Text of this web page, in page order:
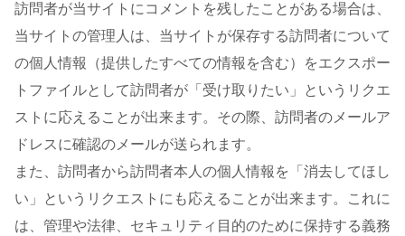
訪問者が当サイトにコメントを残したことがある場合は、
当サイトの管理人は、当サイトが保存する訪問者について
の個人情報（提供したすべての情報を含む）をエクスポー
トファイルとして訪問者が「受け取りたい」というリクエ
ストに応えることが出来ます。その際、訪問者のメールア
ドレスに確認のメールが送られます。
また、訪問者から訪問者本人の個人情報を「消去してほし
い」というリクエストにも応えることが出来ます。これに
は、管理や法律、セキュリティ目的のために保持する義務